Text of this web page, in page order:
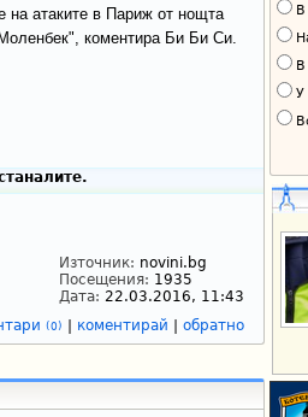
на атаките в Париж от нощта
коментира Би Би Си.
Източник: novini.bg
Посещения: 1935
Дата: 22.03.2016, 11:43
(0) коментирай обратно
В
У